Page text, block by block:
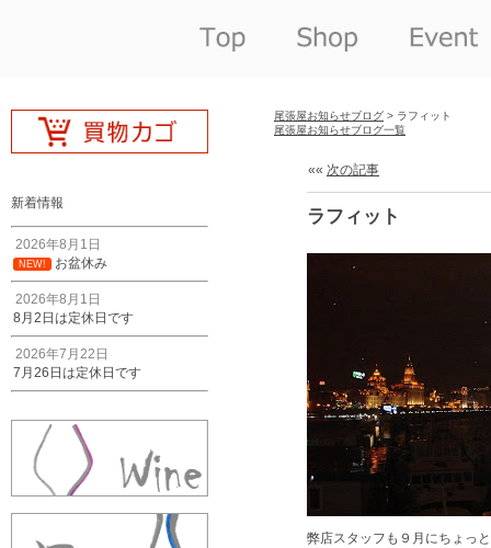
新着情報
2026年8月1日
NEW! お盆休み
2026年8月1日
8月2日は定休日です
2026年7月22日
7月26日は定休日です
尾張屋お知らせブログ > ラフィット
尾張屋お知らせブログ一覧
«« 次の記事
ラフィット
弊店スタッフも９月にちょっ